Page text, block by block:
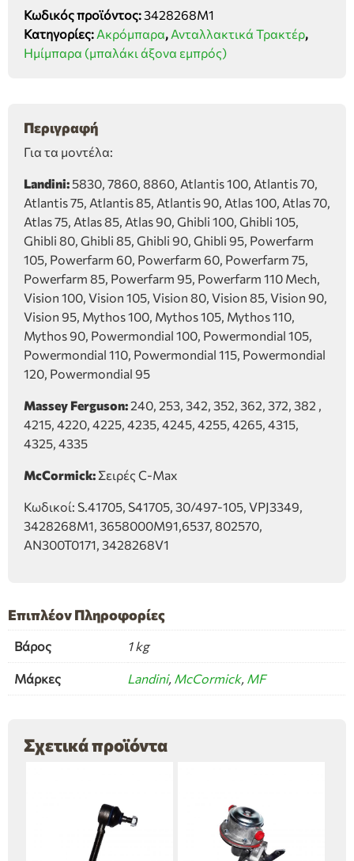
McCormick
18x1.5-
18x1.5
Κωδικός προϊόντος:3428268M1
Κατηγορίες: Ακρόμπαρα, Ανταλλακτικά Τρακτέρ,
Ημίμπαρα (μπαλάκι άξονα εμπρός)
Περιγραφή
Για τα μοντέλα:
Landini:5830, 7860, 8860, Atlantis 100, Atlantis 70,
Atlantis 75, Atlantis 85, Atlantis 90, Atlas 100, Atlas 70,
Atlas 75, Atlas 85, Atlas 90, Ghibli 100, Ghibli 105,
Ghibli 80, Ghibli 85, Ghibli 90, Ghibli 95, Powerfarm
105, Powerfarm 60, Powerfarm 60, Powerfarm 75,
Powerfarm 85, Powerfarm 95, Powerfarm 110 Mech,
Vision 100, Vision 105, Vision 80, Vision 85, Vision 90,
Vision 95, Mythos 100, Mythos 105, Mythos 110,
Mythos 90, Powermondial 100, Powermondial 105,
Powermondial 110, Powermondial 115, Powermondial
120, Powermondial 95
Massey Ferguson:240, 253, 342, 352, 362, 372, 382 ,
4215, 4220, 4225, 4235, 4245, 4255, 4265, 4315,
4325, 4335
McCormick: Σειρές C-Max
Κωδικοί: S.41705, S41705, 30/497-105, VPJ3349,
3428268M1, 3658000M91,6537, 802570,
AN300T0171, 3428268V1
Επιπλέον Πληροφορίες
Βάρος 1 kg
Μάρκες Landini, McCormick, MF
Σχετικά προϊόντα